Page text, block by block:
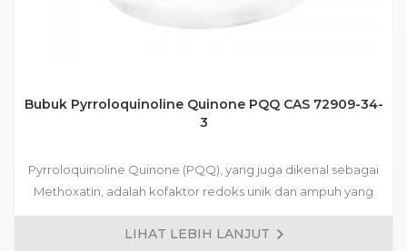
Bubuk Pyrroloquinoline Quinone PQQ CAS 72909-34-
3
Pyrroloquinoline Quinone (PQQ), yang juga dikenal sebagai
Methoxatin, adalah kofaktor redoks unik dan ampuh yang
memainkan peran penting dalam produksi energi seluler.
Sebagai antioksidan ampuh, PQQ dapat melindungi sel dari
LIHAT LEBIH LANJUT